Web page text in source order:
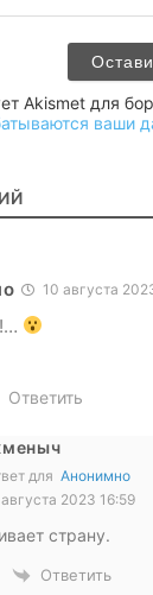
Akismet для
ваши
10 августа
Ответить
для Анонимно
2023 16:59
страну.
Ответить